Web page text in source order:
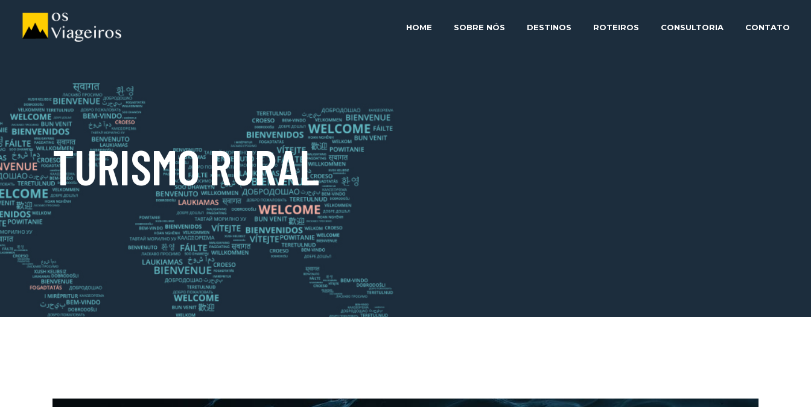
HOME SOBRE NÓS DESTINOS ROTEIROS CONSULTORIA CONTATO
TURISMO RURAL